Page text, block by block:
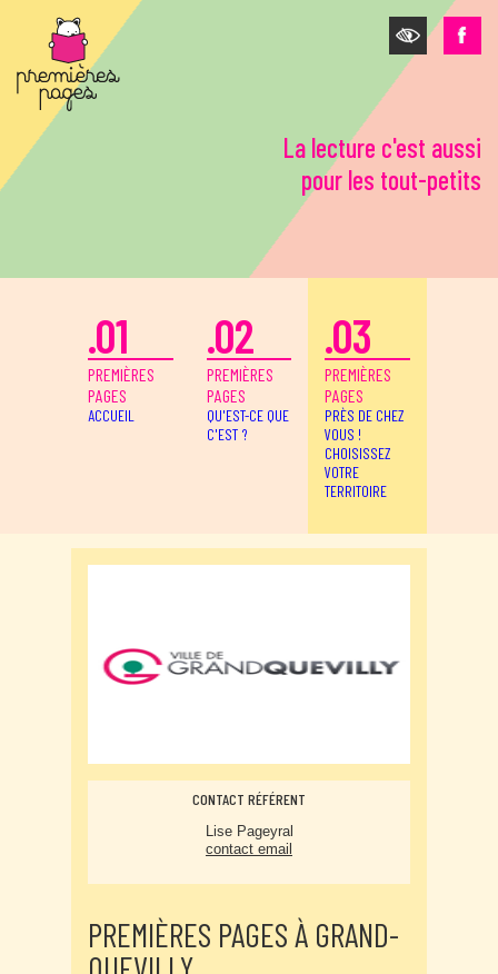
Aller au contenu principal
La lecture c'est aussi
pour les tout-petits
.01
PREMIÈRES
PAGES
ACCUEIL
.02
PREMIÈRES
PAGES
QU'EST-CE QUE
C'EST ?
.03
PREMIÈRES
PAGES
PRÈS DE CHEZ
VOUS !
CHOISISSEZ
VOTRE
TERRITOIRE
CONTACT RÉFÉRENT
Lise Pageyral
contact email
PREMIÈRES PAGES À GRAND-